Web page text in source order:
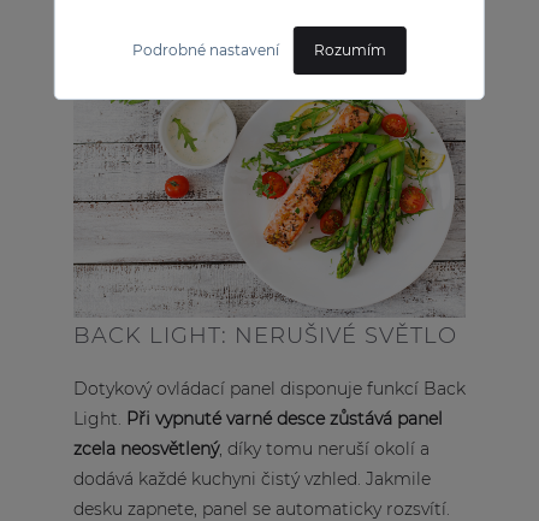
Podrobné nastavení Rozumím
BACK LIGHT: NERUŠIVÉ SVĚTLO
Dotykový ovládací panel disponuje funkcí Back
Light. Při vypnuté varné desce zůstává panel
zcela neosvětlený, díky tomu neruší okolí a
dodává každé kuchyni čistý vzhled. Jakmile
desku zapnete, panel se automaticky rozsvítí.